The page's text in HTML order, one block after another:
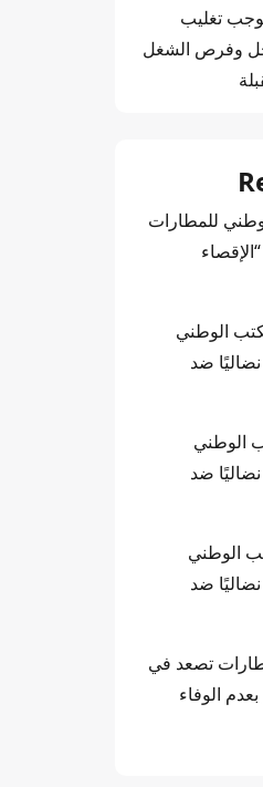
تغليب
وفرص الشغل
للمطارات
الوطني
ضد
الوطني
ضد
الوطني
ضد
تصعد في
الوفاء